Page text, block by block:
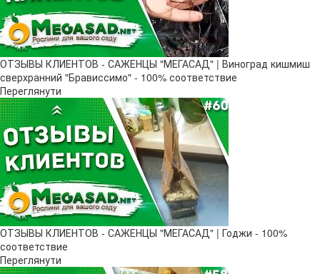
ОТЗЫВЫ КЛИЕНТОВ - САЖЕНЦЫ "МЕГАСАД" | Виноград кишмиш
сверхранний "Брависсимо" - 100% соответствие
Переглянути
ОТЗЫВЫ КЛИЕНТОВ - САЖЕНЦЫ "МЕГАСАД" | Годжи - 100%
соответствие
Переглянути